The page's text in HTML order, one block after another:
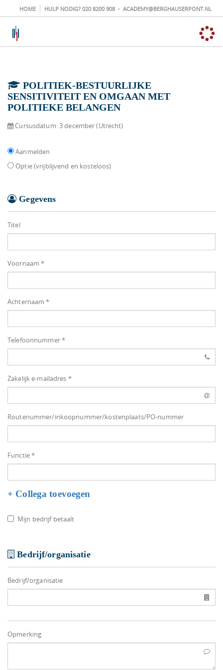
HOME HULP NODIG? 020 8200 908 - ACADEMY@BERGHAUSERPONT.NL
POLITIEK-BESTUURLIJKE
SENSITIVITEIT EN OMGAAN MET
POLITIEKE BELANGEN
Cursusdatum:3 december (Utrecht)
Aanmelden
Optie (vrijblijvend en kosteloos)
Gegevens
Titel
Voornaam *
Achternaam *
Telefoonnummer *
Zakelijk e-mailadres *
Routenummer/inkoopnummer/kostenplaats/PO-nummer
Functie *
+ Collega toevoegen
Mijn bedrijf betaalt
Bedrijf/organisatie
Bedrijf/organisatie
Opmerking